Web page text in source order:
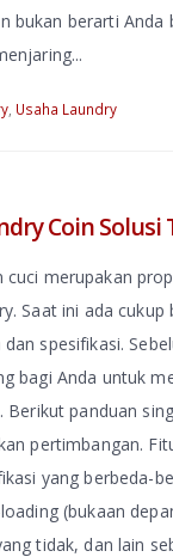
bukan berarti Anda
Usaha Laundry
Coin
cuci merupakan
Saat ini ada
dan spesifikasi.
bagi Anda untuk
Berikut panduan
pertimbangan.
yang berbeda-
(bukaan
tidak, dan lain